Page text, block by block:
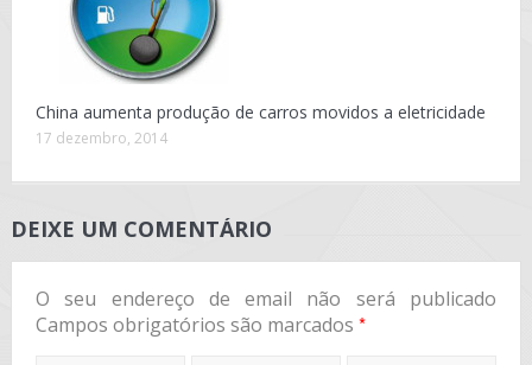
China aumenta produção de carros movidos a eletricidade
17 dezembro, 2014
DEIXE UM COMENTÁRIO
O seu endereço de email não será publicado
Campos obrigatórios são marcados *